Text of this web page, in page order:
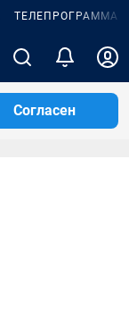
ТЕЛЕПРОГРАММА
Согласен